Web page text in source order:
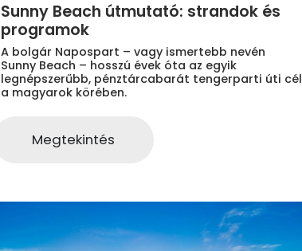
Sunny Beach útmutató: strandok és
programok
A bolgár Napospart – vagy ismertebb nevén
Sunny Beach – hosszú évek óta az egyik
legnépszerűbb, pénztárcabarát tengerparti úti cél
a magyarok körében.
Megtekintés